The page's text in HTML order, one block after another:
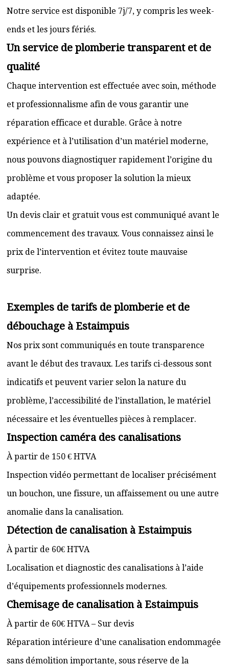
Notre service est disponible 7j/7, y compris les week-
ends et les jours fériés.
Un service de plomberie transparent et de
qualité
Chaque intervention est effectuée avec soin, méthode
et professionnalisme afin de vous garantir une
réparation efficace et durable. Grâce à notre
expérience et à l’utilisation d’un matériel moderne,
nous pouvons diagnostiquer rapidement l’origine du
problème et vous proposer la solution la mieux
adaptée.
Un devis clair et gratuit vous est communiqué avant le
commencement des travaux. Vous connaissez ainsi le
prix de l’intervention et évitez toute mauvaise
surprise.
Exemples de tarifs de plomberie et de
débouchage à Estaimpuis
Nos prix sont communiqués en toute transparence
avant le début des travaux. Les tarifs ci-dessous sont
indicatifs et peuvent varier selon la nature du
problème, l’accessibilité de l’installation, le matériel
nécessaire et les éventuelles pièces à remplacer.
Inspection caméra des canalisations
À partir de 150 € HTVA
Inspection vidéo permettant de localiser précisément
un bouchon, une fissure, un affaissement ou une autre
anomalie dans la canalisation.
Détection de canalisation à Estaimpuis
À partir de 60€ HTVA
Localisation et diagnostic des canalisations à l’aide
d’équipements professionnels modernes.
Chemisage de canalisation à Estaimpuis
À partir de 60€ HTVA – Sur devis
Réparation intérieure d’une canalisation endommagée
sans démolition importante, sous réserve de la